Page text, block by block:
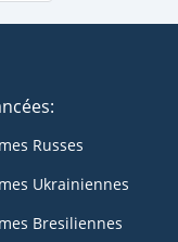
Russes
Ukrainiennes
Bresiliennes